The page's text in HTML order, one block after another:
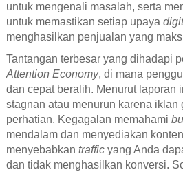
untuk mengenali masalah, serta
untuk memastikan setiap upaya
menghasilkan penjualan yang
Tantangan terbesar yang dihadapi
Attention Economy, di mana
dan cepat beralih. Menurut laporan
stagnan atau menurun karena iklan
perhatian. Kegagalan memahami
mendalam dan menyediakan
menyebabkan trafficyang Anda
dan tidak menghasilkan konversi.